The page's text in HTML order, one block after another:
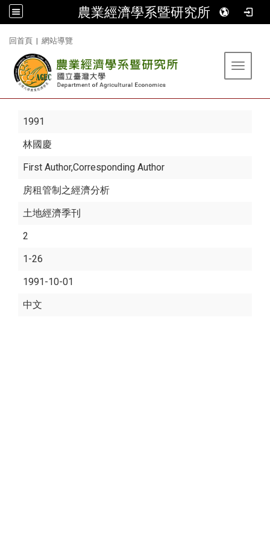
農業經濟學系暨研究所
回首頁 | 網站導覽
Toggle
1991
林國慶
First Author,Corresponding Author
房租管制之經濟分析
土地經濟季刊
2
1-26
1991-10-01
中文